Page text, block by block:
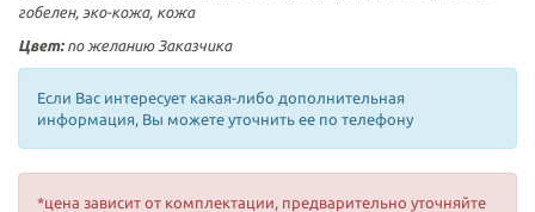
гобелен, эко-кожа, кожа
Цвет: по желанию Заказчика
Если Вас интересует какая-либо дополнительная
информация, Вы можете уточнить ее по телефону
*цена зависит от комплектации, предварительно уточняйте